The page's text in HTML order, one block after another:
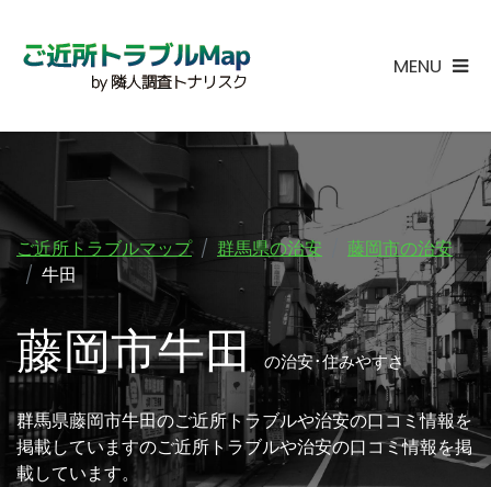
MENU
ご近所トラブルマップ 群馬県の治安
藤岡市の治安
牛田
藤岡市牛田の治安･住みやすさ
群馬県藤岡市牛田のご近所トラブルや治安の口コミ情報を
掲載していますのご近所トラブルや治安の口コミ情報を掲
載しています。